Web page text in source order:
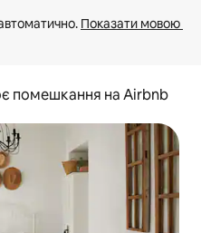
Показати мовою
помешкання на Airbnb